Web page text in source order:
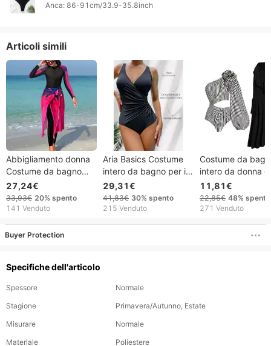
Articoli simili
Abbigliamento donna
Costume da bagno
musulmano
conservatore da
donna Maniche lunghe
spiaggia aderente
solare Copertura
27,24€
33,93€ 20% spento
141 Venduto
Aria Basics Costume
intero da bagno per il
commercio
transfrontaliero
europeo e americano,
29,31€
41,83€ 30% spento
215 Venduto
Costume da
intero da donna
volant a vita alta –
Copricostume a
e rete
11,81€
22,85€ 48% spento
271 Venduto
Buyer Protection
Specifiche dell'articolo
Spessore
Normale
Stagione
Primavera/Autunno, Estate
Misurare
Normale
Materiale
Poliestere